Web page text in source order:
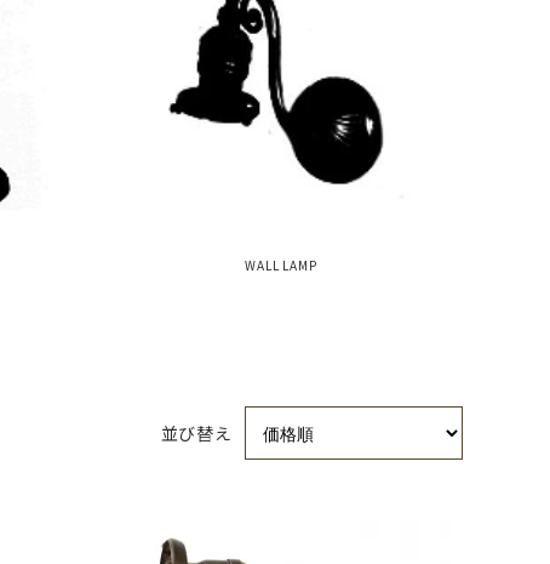
WALL LAMP
並び替え